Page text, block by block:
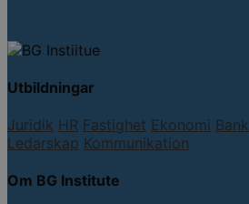
Utbildningar
Juridik HR Fastighet Ekonomi
Ledarskap Kommunikation
Om BG Institute